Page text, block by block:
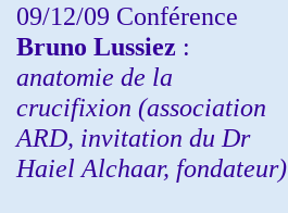
09/12/09 Conférence
Bruno Lussiez :
anatomie de la
crucifixion (association
ARD, invitation du Dr
Haiel Alchaar, fondateur)